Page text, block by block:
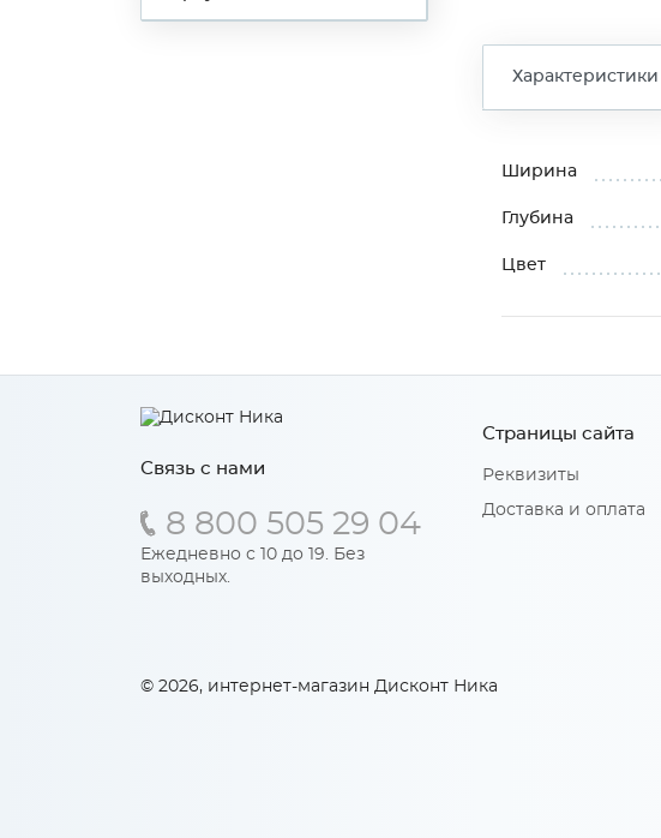
Характеристики
Ширина
Глубина
Цвет
Связь с нами
8 800 505 29 04
Ежедневно с 10 до 19. Без
выходных.
Страницы сайта
Реквизиты
Доставка и оплата
© 2026, интернет-магазин Дисконт Ника